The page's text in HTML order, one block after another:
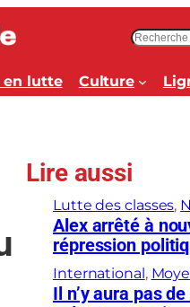
c
h
h
r
en lutte Culture
Lire aussi
Lutte des classes,
Alex arrêté à
répression
International,
Il n’y aura pas